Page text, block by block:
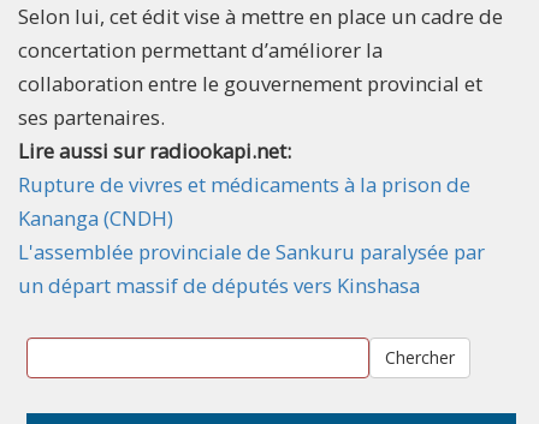
Selon lui, cet édit vise à mettre en place un cadre de
concertation permettant d’améliorer la
collaboration entre le gouvernement provincial et
ses partenaires.
Lire aussi sur radiookapi.net:
Rupture de vivres et médicaments à la prison de
Kananga (CNDH)
L'assemblée provinciale de Sankuru paralysée par
un départ massif de députés vers Kinshasa
Chercher